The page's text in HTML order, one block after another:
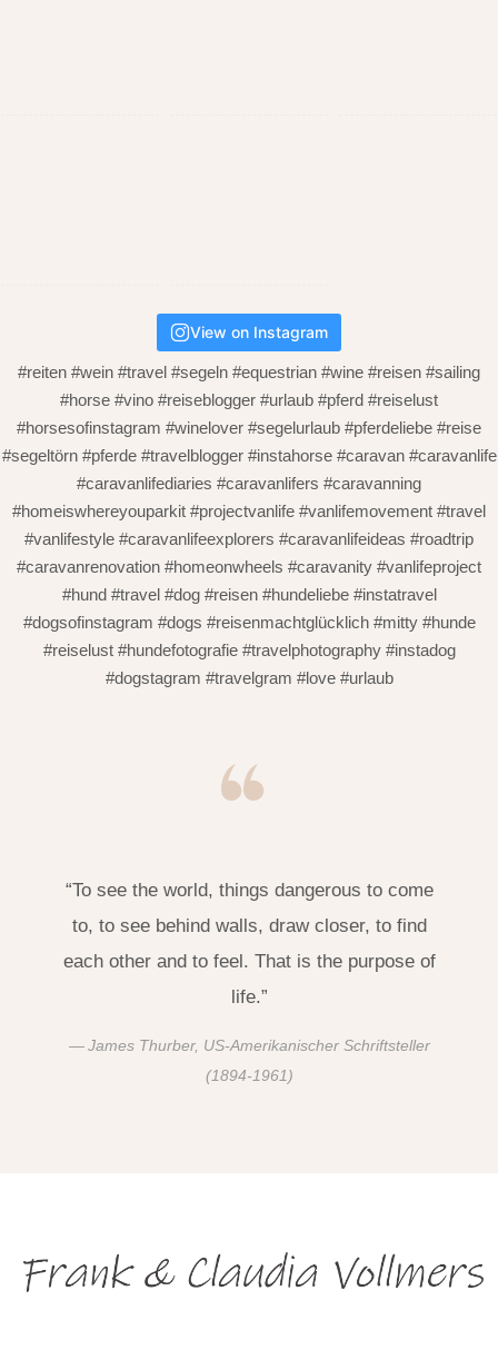
View on Instagram
#reiten #wein #travel #segeln #equestrian #wine #reisen #sailing
#horse #vino #reiseblogger #urlaub #pferd #reiselust
#horsesofinstagram #winelover #segelurlaub #pferdeliebe #reise
#segeltörn #pferde #travelblogger #instahorse #caravan #caravanlife
#caravanlifediaries #caravanlifers #caravanning
#homeiswhereyouparkit #projectvanlife #vanlifemovement #travel
#vanlifestyle #caravanlifeexplorers #caravanlifeideas #roadtrip
#caravanrenovation #homeonwheels #caravanity #vanlifeproject
#hund #travel #dog #reisen #hundeliebe #instatravel
#dogsofinstagram #dogs #reisenmachtglücklich #mitty #hunde
#reiselust #hundefotografie #travelphotography #instadog
#dogstagram #travelgram #love #urlaub
“To see the world, things dangerous to come
to, to see behind walls, draw closer, to find
each other and to feel. That is the purpose of
life.”
James Thurber, US-Amerikanischer Schriftsteller
(1894-1961)